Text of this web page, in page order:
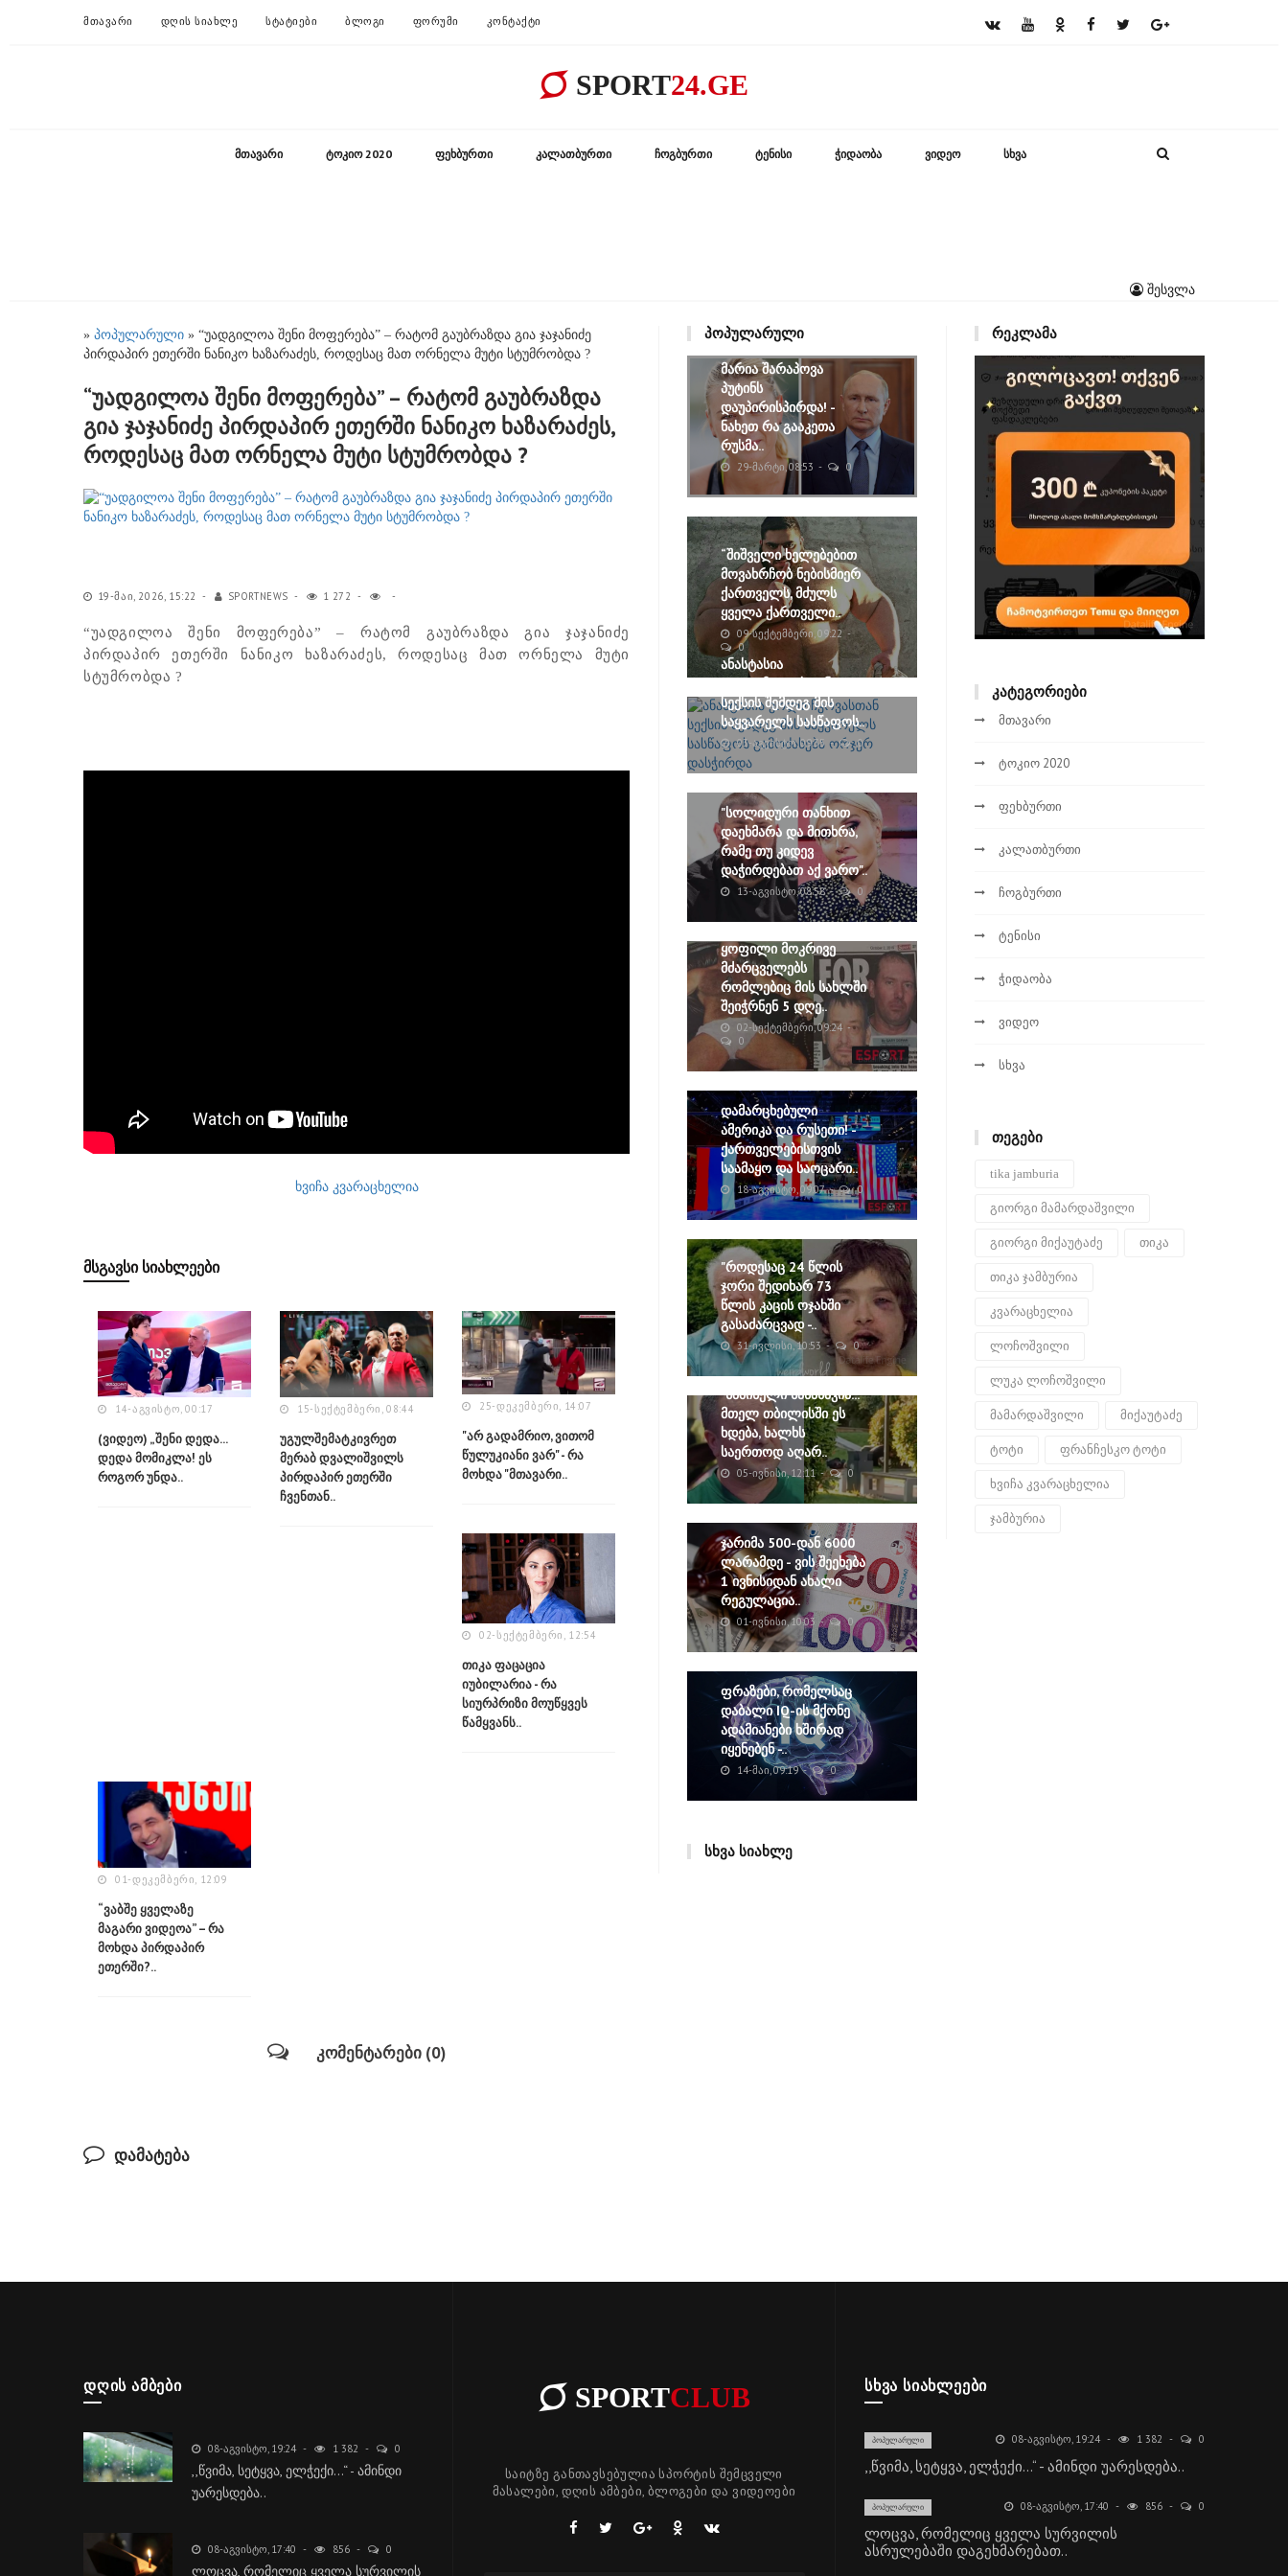
ᲛᲗᲐᲕᲐᲠᲘ ᲓᲦᲘᲡ ᲡᲘᲐᲮᲚᲔ ᲡᲢᲐᲢᲘᲔᲑᲘ ᲑᲚᲝᲒᲘ ᲤᲝᲠᲣᲛᲘ ᲙᲝᲜᲢᲐᲥᲢᲘ
SPORT24.GE
ᲛᲗᲐᲕᲐᲠᲘ ᲢᲝᲙᲘᲝ 2020 ᲤᲔᲮᲑᲣᲠᲗᲘ ᲙᲐᲚᲐᲗᲑᲣᲠᲗᲘ ᲩᲝᲒᲑᲣᲠᲗᲘ ᲢᲔᲜᲘᲡᲘ ᲭᲘᲓᲐᲝᲑᲐ ᲕᲘᲓᲔᲝ ᲡᲮᲕᲐ
შესვლა
» პოპულარული » “უადგილოა შენი მოფერება” – რატომ გაუბრაზდა გია ჯაჯანიძე
პირდაპირ ეთერში ნანიკო ხაზარაძეს, როდესაც მათ ორნელა მუტი სტუმრობდა ?
“უადგილოა შენი მოფერება” – რატომ გაუბრაზდა
გია ჯაჯანიძე პირდაპირ ეთერში ნანიკო ხაზარაძეს,
როდესაც მათ ორნელა მუტი სტუმრობდა ?
19-ᲛᲐᲘ, 2026, 15:22 SPORTNEWS 1 272
“უადგილოა შენი მოფერება” – რატომ გაუბრაზდა გია ჯაჯანიძე
პირდაპირ ეთერში ნანიკო ხაზარაძეს, როდესაც მათ ორნელა მუტი
სტუმრობდა ?
ხვიჩა კვარაცხელია
ᲛᲡᲒᲐᲕᲡᲘ ᲡᲘᲐᲮᲚᲔᲔᲑᲘ
14-ᲐᲒᲕᲘᲡᲢᲝ, 00:17
(ვიდეო) „შენი დედა...
დედა მომიკლა! ეს
როგორ უნდა..
15-ᲡᲔᲥᲢᲔᲛᲑᲔᲠᲘ, 08:44
უგულშემატკივრეთ
მერაბ დვალიშვილს
პირდაპირ ეთერში
ჩვენთან..
25-ᲓᲔᲙᲔᲛᲑᲔᲠᲘ, 14:07
"არ გადამრიო, ვითომ
წულუკიანი ვარ" - რა
მოხდა "მთავარი..
02-ᲡᲔᲥᲢᲔᲛᲑᲔᲠᲘ, 12:54
თიკა ფაცაცია
იუბილარია - რა
სიურპრიზი მოუწყვეს
წამყვანს..
01-ᲓᲔᲙᲔᲛᲑᲔᲠᲘ, 12:09
“ვაბშე ყველაზე
მაგარი ვიდეოა” – რა
მოხდა პირდაპირ
ეთერში?..
კომენტარები (0)
დამატება
ᲞᲝᲞᲣᲚᲐᲠᲣᲚᲘ
მარია შარაპოვა
პუტინს
დაუპირისპირდა! -
ნახეთ რა გააკეთა
რუსმა..
29-ᲛᲐᲠᲢᲘ, 08:53 0
“შიშველი ხელებებით
მოვახრჩობ ნებისმიერ
ქართველს, მძულს
ყველა ქართველი..
09-ᲡᲔᲥᲢᲔᲛᲑᲔᲠᲘ, 09:22
0
ანასტასია
ვოლოჩკოვასთან
სექსის შემდეგ მის
საყვარელს სასწაფოს..
03-ᲐᲒᲕᲘᲡᲢᲝ, 09:35 0
"სოლიდური თანხით
დაეხმარა და მითხრა,
რამე თუ კიდევ
დაჭირდებათ აქ ვარო"..
13-ᲐᲒᲕᲘᲡᲢᲝ, 08:58 0
ყოფილი მოკრივე
მძარცველებს
რომლებიც მის სახლში
შეიჭრნენ 5 დღე..
02-ᲡᲔᲥᲢᲔᲛᲑᲔᲠᲘ, 09:24
0
დამარცხებული
ამერიკა და რუსეთი! -
ქართველებისთვის
საამაყო და საოცარი..
18-ᲐᲒᲕᲘᲡᲢᲝ, 09:07 0
"როდესაც 24 წლის
ჯორი შედიხარ 73
წლის კაცის ოჯახში
გასაძარცვად -..
31-ᲘᲕᲚᲘᲡᲘ, 10:53 0
"საშინელი სანახავია...
მთელ თბილისში ეს
ხდება, ხალხს
საერთოდ აღარ..
05-ᲘᲕᲜᲘᲡᲘ, 12:11 0
ჯარიმა 500-დან 6000
ლარამდე - ვის შეეხება
1 ივნისიდან ახალი
რეგულაცია..
01-ᲘᲕᲜᲘᲡᲘ, 10:03 0
ფრაზები, რომელსაც
დაბალი IQ-ის მქონე
ადამიანები ხშირად
იყენებენ -..
14-ᲛᲐᲘ, 09:19 0
ᲡᲮᲕᲐ ᲡᲘᲐᲮᲚᲔ
ᲠᲔᲙᲚᲐᲛᲐ
ᲙᲐᲢᲔᲒᲝᲠᲘᲔᲑᲘ
მთავარი
ტოკიო 2020
ფეხბურთი
კალათბურთი
ჩოგბურთი
ტენისი
ჭიდაობა
ვიდეო
სხვა
ᲗᲔᲒᲔᲑᲘ
tika jamburia
გიორგი მამარდაშვილი
გიორგი მიქაუტაძე თიკა
თიკა ჯამბურია
კვარაცხელია
ლოჩოშვილი
ლუკა ლოჩოშვილი
მამარდაშვილი მიქაუტაძე
ტოტი ფრანჩესკო ტოტი
ხვიჩა კვარაცხელია
ჯამბურია
ᲓᲦᲘᲡ ᲐᲛᲑᲔᲑᲘ
08-ᲐᲒᲕᲘᲡᲢᲝ, 19:24 1 382 0
,,წვიმა, სეტყვა, ელჭექი…“ - ამინდი
უარესდება..
08-ᲐᲒᲕᲘᲡᲢᲝ, 17:40 856 0
ლოცვა, რომელიც ყველა სურვილის
SPORTCLUB
საიტზე განთავსებულია სპორტის შემცველი
მასალები, დღის ამბები, ბლოგები და ვიდეოები
ᲡᲮᲕᲐ ᲡᲘᲐᲮᲚᲔᲔᲑᲘ
ᲞᲝᲞᲣᲚᲐᲠᲣᲚᲘ 08-ᲐᲒᲕᲘᲡᲢᲝ, 19:24 1 382 0
,,წვიმა, სეტყვა, ელჭექი…“ - ამინდი უარესდება..
ᲞᲝᲞᲣᲚᲐᲠᲣᲚᲘ 08-ᲐᲒᲕᲘᲡᲢᲝ, 17:40 856 0
ლოცვა, რომელიც ყველა სურვილის
ასრულებაში დაგეხმარებათ..